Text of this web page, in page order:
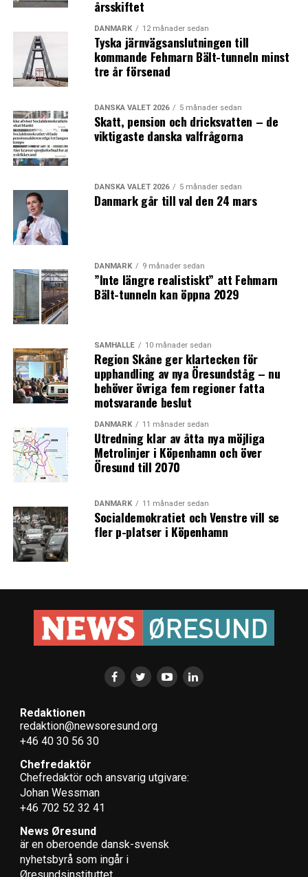
årsskiftet
DANMARK 12 månader sedan
Tyska järnvägsanslutningen till
kommande Fehmarn Bält-tunneln minst
tre år försenad
DANSKA VALET 2026 5 månader sedan
Skatt, pension och dricksvatten – de
viktigaste danska valfrågorna
DANSKA VALET 2026 5 månader sedan
Danmark går till val den 24 mars
DANMARK 9 månader sedan
”Inte längre realistiskt” att Fehmarn
Bält-tunneln kan öppna 2029
SAMHÄLLE 10 månader sedan
Region Skåne ger klartecken för
upphandling av nya Öresundståg – nu
behöver övriga fem regioner fatta
motsvarande beslut
DANMARK 11 månader sedan
Utredning klar av åtta nya möjliga
Metrolinjer i Köpenhamn och över
Öresund till 2070
DANMARK 11 månader sedan
Socialdemokratiet och Venstre vill se
fler p-platser i Köpenhamn
Redaktionen
redaktion@newsoresund.org
+46 40 30 56 30
Chefredaktör
Chefredaktör och ansvarig utgivare:
Johan Wessman
+46 702 52 32 41
News Øresund
är en oberoende dansk-svensk
nyhets­byrå som ingår i